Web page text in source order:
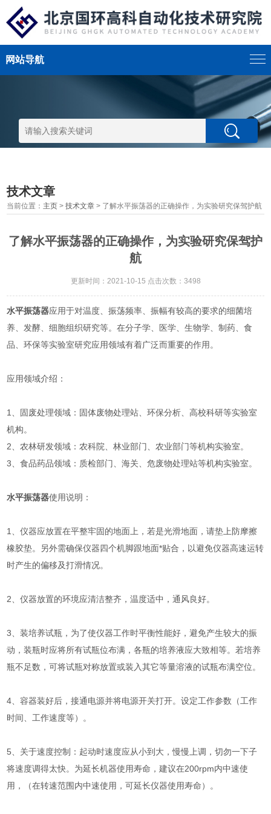
网站导航
技术文章
当前位置： 主页 >技术文章 > 了解水平振荡器的正确操作，为实验研究保驾护航
了解水平振荡器的正确操作，为实验研究保驾护
航
更新时间：2021-10-15 点击次数：3498
水平振荡器应用于对温度、振荡频率、振幅有较高的要求的细菌培
养、发酵、细胞组织研究等。在分子学、医学、生物学、制药、食
品、环保等实验室研究应用领域有着广泛而重要的作用。
应用领域介绍：
1、固废处理领域：固体废物处理站、环保分析、高校科研等实验室
机构。
2、农林研发领域：农科院、林业部门、农业部门等机构实验室。
3、食品药品领域：质检部门、海关、危废物处理站等机构实验室。
水平振荡器使用说明：
1、仪器应放置在平整牢固的地面上，若是光滑地面，请垫上防摩擦
橡胶垫。另外需确保仪器四个机脚跟地面*贴合，以避免仪器高速运转
时产生的偏移及打滑情况。
2、仪器放置的环境应清洁整齐，温度适中，通风良好。
3、装培养试瓶，为了使仪器工作时平衡性能好，避免产生较大的振
动，装瓶时应将所有试瓶位布满，各瓶的培养液应大致相等。若培养
瓶不足数，可将试瓶对称放置或装入其它等量溶液的试瓶布满空位。
4、容器装好后，接通电源并将电源开关打开。设定工作参数（工作
时间、工作速度等）。
5、关于速度控制：起动时速度应从小到大，慢慢上调，切勿一下子
将速度调得太快。为延长机器使用寿命，建议在200rpm内中速使
用，（在转速范围内中速使用，可延长仪器使用寿命）。